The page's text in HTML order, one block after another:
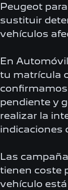
Peugeot
sustituir
vehículos
En
tu matrícula
pendiente y
realizar la
indicaciones
Las
tienen coste
vehículo